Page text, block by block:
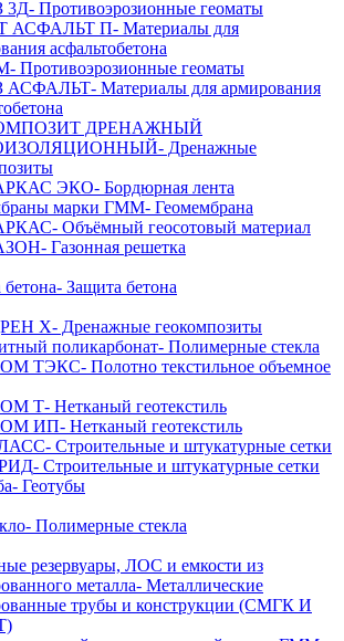
3Д- Противоэрозионные геоматы
АСФАЛЬТ П- Материалы для
асфальтобетона
- Противоэрозионные геоматы
АСФАЛЬТ- Материалы для армирования
ДРЕНАЖНЫЙ
- Дренажные
ЭКО- Бордюрная лента
марки ГММ- Геомембрана
- Объёмный геосотовый материал
- Газонная решетка
- Защита бетона
Х- Дренажные геокомпозиты
поликарбонат- Полимерные стекла
ТЭКС- Полотно текстильное объемное
Т- Нетканый геотекстиль
ИП- Нетканый геотекстиль
- Строительные и штукатурные сетки
- Строительные и штукатурные сетки
- Геотубы
- Полимерные стекла
резервуары, ЛОС и емкости из
металла- Металлические
трубы и конструкции (СМГК И